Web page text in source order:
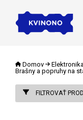
Domov Elektronika
Brašny a popruhy na
FILTROVAŤ